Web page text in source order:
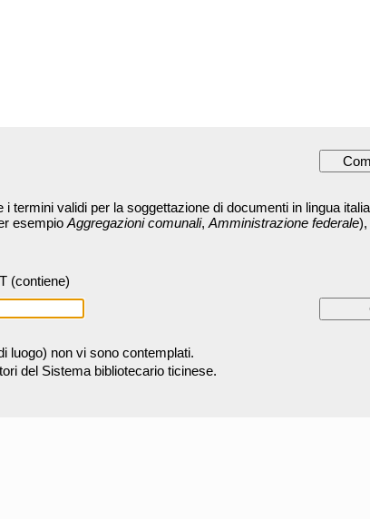
termini validi per la soggettazione di documenti in lingua
esempio Aggregazioni comunali, Amministrazione federale),
(contiene)
luogo) non vi sono contemplati.
del Sistema bibliotecario ticinese.